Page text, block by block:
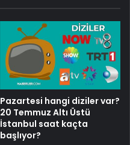
Pazartesi hangi diziler var?
20 Temmuz Altı Üstü
İstanbul saat kaçta
başlıyor?